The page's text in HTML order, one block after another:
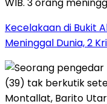
Kecelakaan di Bukit
Meninggal Dunia, 2